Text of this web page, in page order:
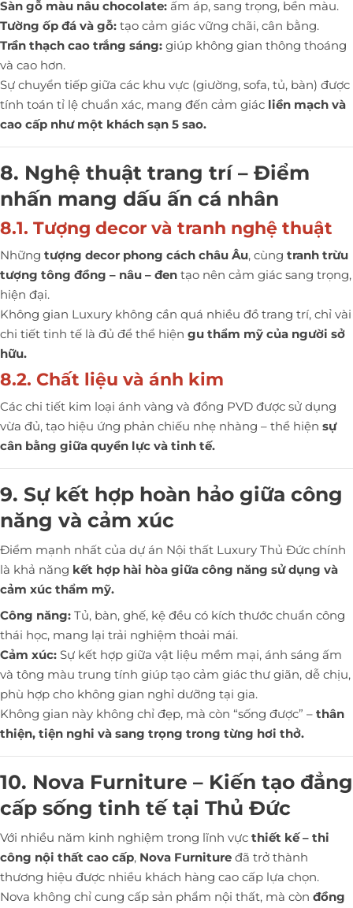
Sàn gỗ màu nâu chocolate: ấm áp, sang trọng, bền màu.
Tường ốp đá và gỗ: tạo cảm giác vững chãi, cân bằng.
Trần thạch cao trắng sáng: giúp không gian thông thoáng
và cao hơn.
Sự chuyển tiếp giữa các khu vực (giường, sofa, tủ, bàn) được
tính toán tỉ lệ chuẩn xác, mang đến cảm giác liền mạch và
cao cấp như một khách sạn 5 sao.
8. Nghệ thuật trang trí – Điểm
nhấn mang dấu ấn cá nhân
8.1. Tượng decor và tranh nghệ thuật
Những tượng decor phong cách châu Âu, cùng tranh trừu
tượng tông đồng – nâu – đen tạo nên cảm giác sang trọng,
hiện đại.
Không gian Luxury không cần quá nhiều đồ trang trí, chỉ vài
chi tiết tinh tế là đủ để thể hiện gu thẩm mỹ của người sở
hữu.
8.2. Chất liệu và ánh kim
Các chi tiết kim loại ánh vàng và đồng PVD được sử dụng
vừa đủ, tạo hiệu ứng phản chiếu nhẹ nhàng – thể hiện sự
cân bằng giữa quyền lực và tinh tế.
9. Sự kết hợp hoàn hảo giữa công
năng và cảm xúc
Điểm mạnh nhất của dự án Nội thất Luxury Thủ Đức chính
là khả năng kết hợp hài hòa giữa công năng sử dụng và
cảm xúc thẩm mỹ.
Công năng: Tủ, bàn, ghế, kệ đều có kích thước chuẩn công
thái học, mang lại trải nghiệm thoải mái.
Cảm xúc: Sự kết hợp giữa vật liệu mềm mại, ánh sáng ấm
và tông màu trung tính giúp tạo cảm giác thư giãn, dễ chịu,
phù hợp cho không gian nghỉ dưỡng tại gia.
Không gian này không chỉ đẹp, mà còn “sống được” – thân
thiện, tiện nghi và sang trọng trong từng hơi thở.
10. Nova Furniture – Kiến tạo đẳng
cấp sống tinh tế tại Thủ Đức
Với nhiều năm kinh nghiệm trong lĩnh vực thiết kế – thi
công nội thất cao cấp, Nova Furniture đã trở thành
thương hiệu được nhiều khách hàng cao cấp lựa chọn.
Nova không chỉ cung cấp sản phẩm nội thất, mà còn đồng